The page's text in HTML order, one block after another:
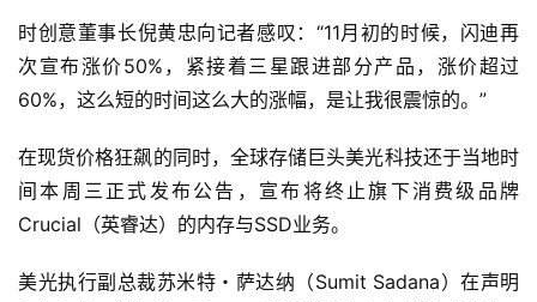
时创意董事长倪黄忠向记者感叹：“11月初的时候，闪迪再
次宣布涨价50%，紧接着三星跟进部分产品，涨价超过
60%，这么短的时间这么大的涨幅，是让我很震惊的。”
在现货价格狂飙的同时，全球存储巨头美光科技还于当地时
间本周三正式发布公告，宣布将终止旗下消费级品牌
Crucial（英睿达）的内存与SSD业务。
美光执行副总裁苏米特・萨达纳（Sumit Sadana）在声明